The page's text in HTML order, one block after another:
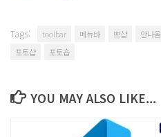
Tags: toolbar 메뉴바 뽀샵 안나옴
포토샵
포토숍
YOU MAY ALSO LIKE...